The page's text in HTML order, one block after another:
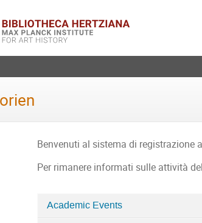
Benvenuti al sistema di registrazione
Per rimanere informati sulle attività
Academic Events